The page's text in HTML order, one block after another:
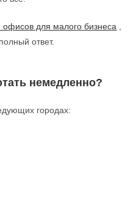
офисов для малого бизнеса
ответ.
немедленно?
городах: